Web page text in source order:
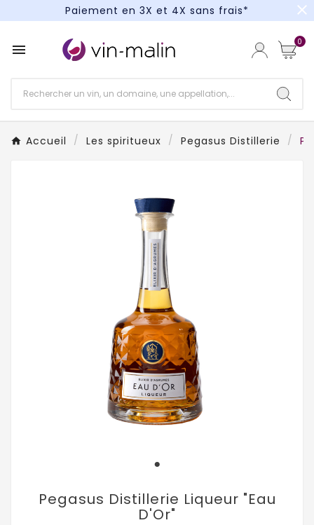
Paiement en 3X et 4X sans frais*
Paiement en 3X et 4X sans frais*
close
 0
Accueil Les spiritueux Pegasus Distillerie
Pegasus Distillerie Liqueur "Eau
D'Or"